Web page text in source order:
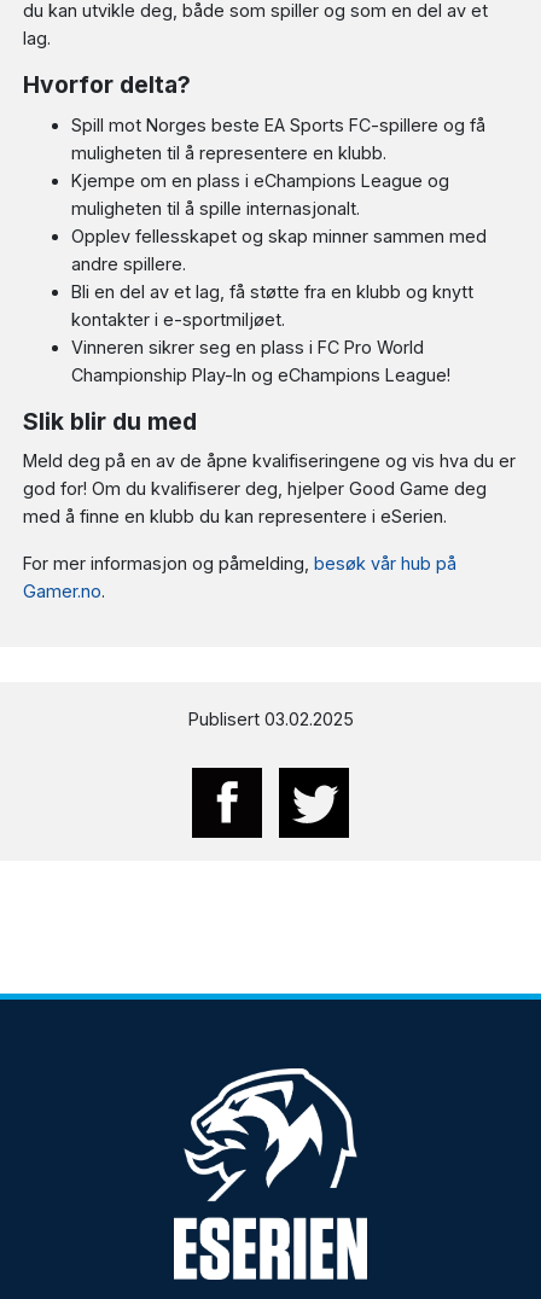
du kan utvikle deg, både som spiller og som en del av et
lag.
Hvorfor delta?
Spill mot Norges beste EA Sports FC-spillere og få
muligheten til å representere en klubb.
Kjempe om en plass i eChampions League og
muligheten til å spille internasjonalt.
Opplev fellesskapet og skap minner sammen med
andre spillere.
Bli en del av et lag, få støtte fra en klubb og knytt
kontakter i e-sportmiljøet.
Vinneren sikrer seg en plass i FC Pro World
Championship Play-In og eChampions League!
Slik blir du med
Meld deg på en av de åpne kvalifiseringene og vis hva du er
god for! Om du kvalifiserer deg, hjelper Good Game deg
med å finne en klubb du kan representere i eSerien.
For mer informasjon og påmelding,besøk vår hub på
Gamer.no.
Publisert 03.02.2025